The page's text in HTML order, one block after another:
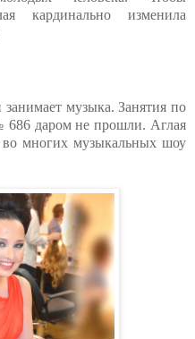
кардинально изменила
занимает музыка. Занятия по
686 даром не прошли. Аглая
во многих музыкальных шоу